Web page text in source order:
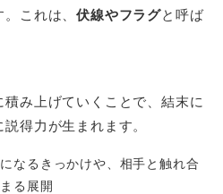
。これは、伏線やフラグと呼ば
み上げていくことで、結末に
得力が生まれます。
なるきっかけや、相手と触れ合
る展開